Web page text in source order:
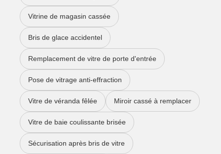
Vitrine de magasin cassée
Bris de glace accidentel
Remplacement de vitre de porte d'entrée
Pose de vitrage anti-effraction
Vitre de véranda fêlée Miroir cassé à remplacer
Vitre de baie coulissante brisée
Sécurisation après bris de vitre